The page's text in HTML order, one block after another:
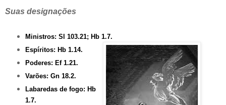
Suas designações
Ministros: Sl 103.21; Hb 1.7.
Espíritos: Hb 1.14.
Poderes: Ef 1.21.
Varões: Gn 18.2.
Labaredas de fogo: Hb
1.7.